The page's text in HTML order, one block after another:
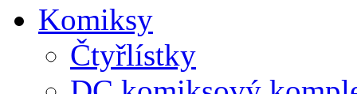
Komiksy
Čtyřlístky